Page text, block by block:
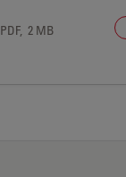
PDF, 2 MB